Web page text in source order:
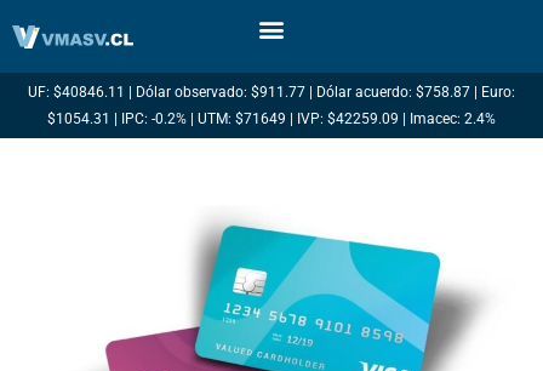
UF: $40846.11 | Dólar observado: $911.77 | Dólar acuerdo: $758.87 | Euro:
$1054.31 | IPC: -0.2% | UTM: $71649 | IVP: $42259.09 | Imacec: 2.4%